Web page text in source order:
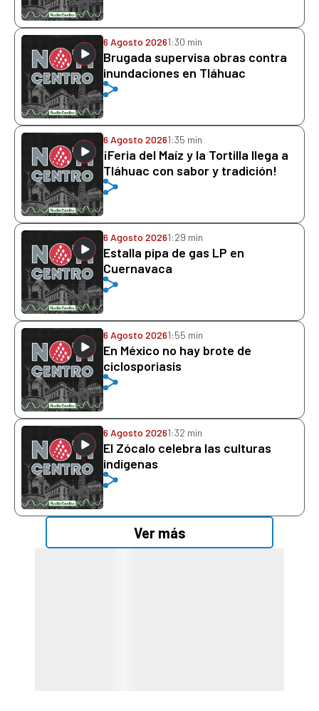
6 Agosto 20261:30 min
Brugada supervisa obras contra
inundaciones en Tláhuac
6 Agosto 20261:35 min
¡Feria del Maíz y la Tortilla llega a
Tláhuac con sabor y tradición!
6 Agosto 20261:29 min
Estalla pipa de gas LP en
Cuernavaca
6 Agosto 20261:55 min
En México no hay brote de
ciclosporiasis
6 Agosto 20261:32 min
El Zócalo celebra las culturas
indígenas
Ver más